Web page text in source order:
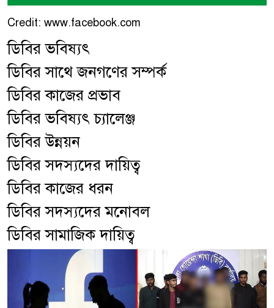
Credit: www.facebook.com
ডিবির ভবিষ্যৎ
ডিবির সাথে জনগণের সম্পর্ক
ডিবির কাজের প্রভাব
ডিবির ভবিষ্যৎ চ্যালেঞ্জ
ডিবির উন্নয়ন
ডিবির সদস্যদের দায়িত্ব
ডিবির কাজের ধরন
ডিবির সদস্যদের মনোবল
ডিবির সামাজিক দায়িত্ব